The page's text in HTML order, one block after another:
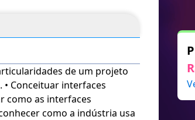
de um projeto
Conceituar interfaces
como as interfaces
como a indústria usa